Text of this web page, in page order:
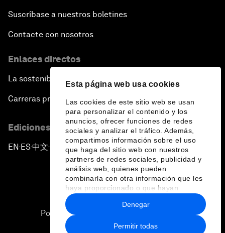
Esta página web usa cookies
Las cookies de este sitio web se usan
para personalizar el contenido y los
anuncios, ofrecer funciones de redes
sociales y analizar el tráfico. Además,
compartimos información sobre el uso
que haga del sitio web con nuestros
partners de redes sociales, publicidad y
análisis web, quienes pueden
combinarla con otra información que les
haya proporcionado o que hayan
recopilado a partir del uso que haya
hecho de sus servicios.
Permitir todas
Denegar
Suscríbase a nuestros boletines
Contacte con nosotros
Enlaces directos
La sostenibilidad en el Foro
Carreras profesionales
Ediciones en otros idiomas
EN ▪ ES▪中文▪ 日本語
Política de privacidad y normas de uso